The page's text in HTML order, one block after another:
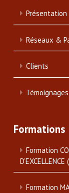
Présentation
Réseaux &
Clients
Témoignages
Formations
Formation
Formation